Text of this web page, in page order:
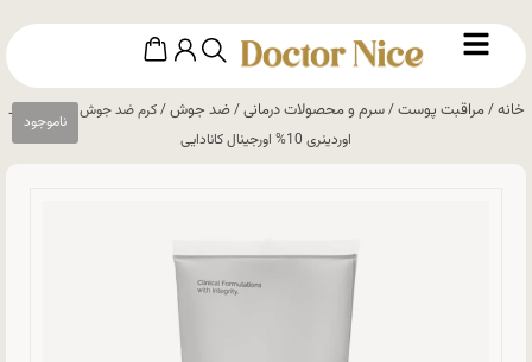
خانه/مراقبت پوست/سرم و محصولات درمانی/ضد جوش/ کرم ضد جوش آزلائيک اسید
اوردینری 10% اورجینال کانادایی